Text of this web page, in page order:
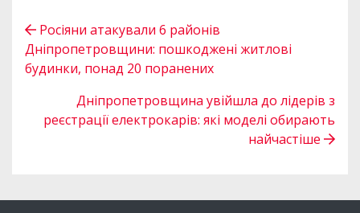
Росіяни атакували 6 районів
Дніпропетровщини: пошкоджені житлові
будинки, понад 20 поранених
Дніпропетровщина увійшла до лідерів з
реєстрації електрокарів: які моделі обирають
найчастіше